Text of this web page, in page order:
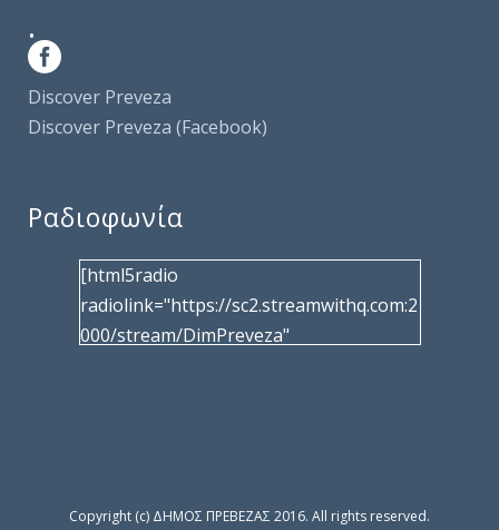
.
Discover Preveza
Discover Preveza (Facebook)
Ραδιοφωνία
[html5radio
radiolink="https://sc2.streamwithq.com:2
000/stream/DimPreveza"
facebook="https://www.facebook.com/%
Copyright (c) ΔΗΜΟΣ ΠΡΕΒΕΖΑΣ 2016. All rights reserved.